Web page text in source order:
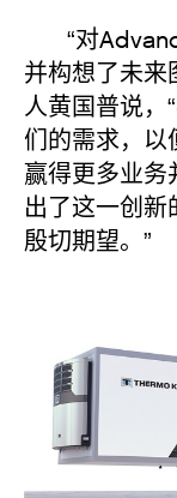
“对
并构想了未来
人黄国普说，
们的需求，以
赢得更多业务
出了这一创
殷切期望。”